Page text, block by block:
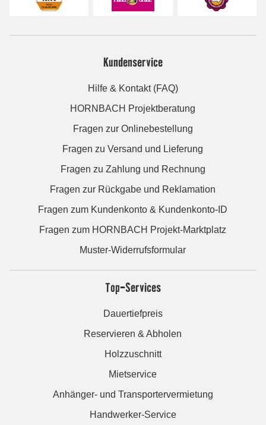
Kundenservice
Hilfe & Kontakt (FAQ)
HORNBACH Projektberatung
Fragen zur Onlinebestellung
Fragen zu Versand und Lieferung
Fragen zu Zahlung und Rechnung
Fragen zur Rückgabe und Reklamation
Fragen zum Kundenkonto & Kundenkonto-ID
Fragen zum HORNBACH Projekt-Marktplatz
Muster-Widerrufsformular
Top-Services
Dauertiefpreis
Reservieren & Abholen
Holzzuschnitt
Mietservice
Anhänger- und Transportervermietung
Handwerker-Service